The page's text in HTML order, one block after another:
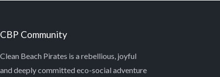
CBP Community
Clean Beach Pirates is a rebellious, joyful
and deeply committed eco-social adventure